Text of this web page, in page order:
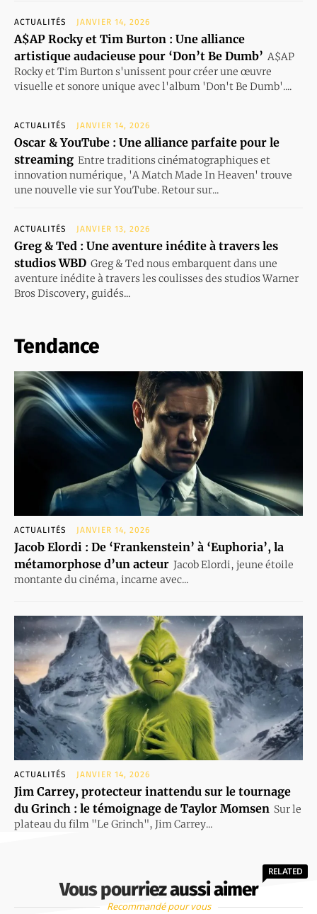
ACTUALITÉS JANVIER 14, 2026
A$AP Rocky et Tim Burton : Une alliance
artistique audacieuse pour ‘Don’t Be Dumb’ A$AP
Rocky et Tim Burton s'unissent pour créer une œuvre
visuelle et sonore unique avec l'album 'Don't Be Dumb'....
ACTUALITÉS JANVIER 14, 2026
Oscar & YouTube : Une alliance parfaite pour le
streaming Entre traditions cinématographiques et
innovation numérique, 'A Match Made In Heaven' trouve
une nouvelle vie sur YouTube. Retour sur...
ACTUALITÉS JANVIER 13, 2026
Greg & Ted : Une aventure inédite à travers les
studios WBD Greg & Ted nous embarquent dans une
aventure inédite à travers les coulisses des studios Warner
Bros Discovery, guidés...
Tendance
ACTUALITÉS JANVIER 14, 2026
Jacob Elordi : De ‘Frankenstein’ à ‘Euphoria’, la
métamorphose d’un acteur Jacob Elordi, jeune étoile
montante du cinéma, incarne avec...
ACTUALITÉS JANVIER 14, 2026
Jim Carrey, protecteur inattendu sur le tournage
du Grinch : le témoignage de Taylor Momsen Sur le
plateau du film "Le Grinch", Jim Carrey...
Vous pourriez aussi aimer
RELATED
Recommandé pour vous